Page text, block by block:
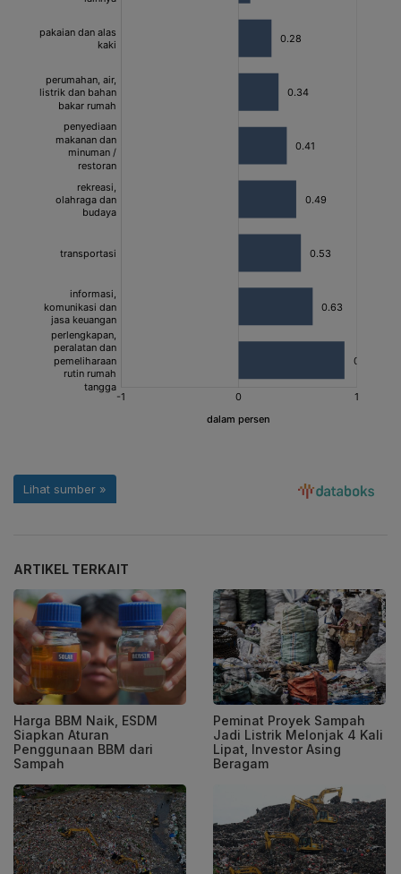
ARTIKEL TERKAIT
Harga BBM Naik, ESDM
Siapkan Aturan
Penggunaan BBM dari
Sampah
Peminat Proyek Sampah
Jadi Listrik Melonjak 4 Kali
Lipat, Investor Asing
Beragam